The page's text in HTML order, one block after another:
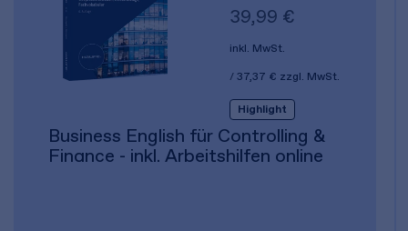
39,99 €
inkl. MwSt.
37,37 € zzgl. MwSt.
Highlight
Business English für Controlling &
Finance - inkl. Arbeitshilfen online